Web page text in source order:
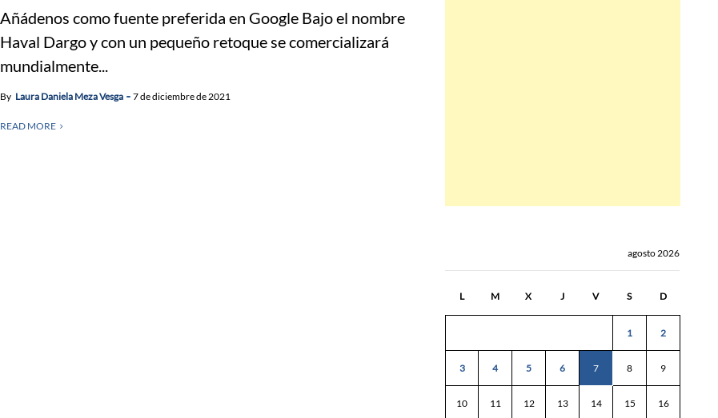
Añádenos como fuente preferida en Google Bajo el nombre
Haval Dargo y con un pequeño retoque se comercializará
mundialmente...
By Laura Daniela Meza Vesga 7 de diciembre de 2021
READ MORE
agosto 2026
L M X J V S D
1 2
3 4 5 6 7 8 9
10 11 12 13 14 15 16